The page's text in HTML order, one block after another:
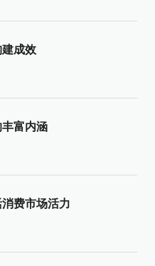
成效
富内涵
费市场活力